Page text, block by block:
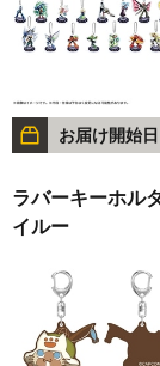
お届け開始日
ラバーキーホル
イルー